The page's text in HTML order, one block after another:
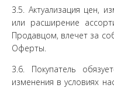
3.5. Актуализация цен,
или расширение
Продавцом, влечет за
Оферты.
3.6. Покупатель
изменения в условиях